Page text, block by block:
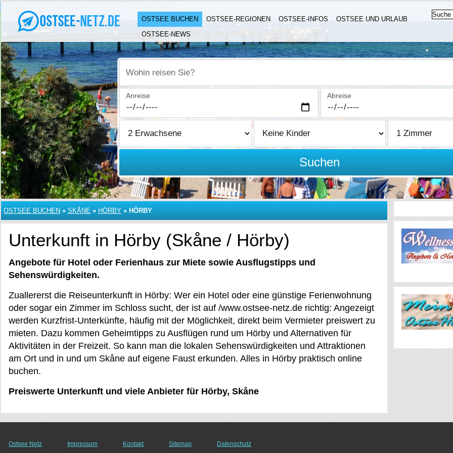
OSTSEE BUCHEN OSTSEE-REGIONEN OSTSEE-INFOS
OSTSEE UND URLAUB
OSTSEE-NEWS
Wohin reisen Sie?
Anreise Abreise
Suchen
OSTSEE BUCHEN » SKÅNE » HÖRBY » HÖRBY
Unterkunft in Hörby (Skåne / Hörby)
Angebote für Hotel oder Ferienhaus zur Miete sowie Ausflugstipps und
Sehenswürdigkeiten.
Zuallererst die Reiseunterkunft in Hörby: Wer ein Hotel oder eine günstige Ferienwohnung
oder sogar ein Zimmer im Schloss sucht, der ist auf /www.ostsee-netz.de richtig: Angezeigt
werden Kurzfrist-Unterkünfte, häufig mit der Möglichkeit, direkt beim Vermieter preiswert zu
mieten. Dazu kommen Geheimtipps zu Ausflügen rund um Hörby und Alternativen für
Aktivitäten in der Freizeit. So kann man die lokalen Sehenswürdigkeiten und Attraktionen
am Ort und in und um Skåne auf eigene Faust erkunden. Alles in Hörby praktisch online
buchen.
Preiswerte Unterkunft und viele Anbieter für Hörby, Skåne
Ostsee Netz Impressum Kontakt Sitemap Datenschutz